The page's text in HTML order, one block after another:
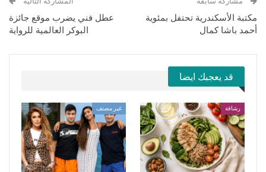
مكتبة الأسكندرية تحتفل بمئوية
أحمد باشا كمال
عطل فني يضرب موقع جائزة
البوكر العالمية للرواية
قد يعجبك ايضا
رشاقة غير مصنف